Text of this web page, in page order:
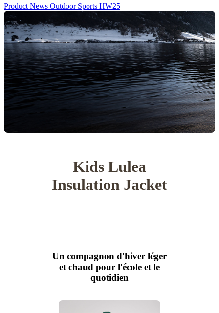
Product News Outdoor Sports HW25
Kids Lulea
Insulation Jacket
Un compagnon d'hiver léger
et chaud pour l'école et le
quotidien